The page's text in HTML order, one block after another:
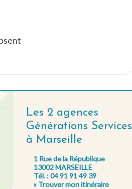
Les 2 agences
Générations Services
à Marseille
1 Rue de la République
13002 MARSEILLE
Tél. : 04 91 91 49 39
» Trouver mon itinéraire